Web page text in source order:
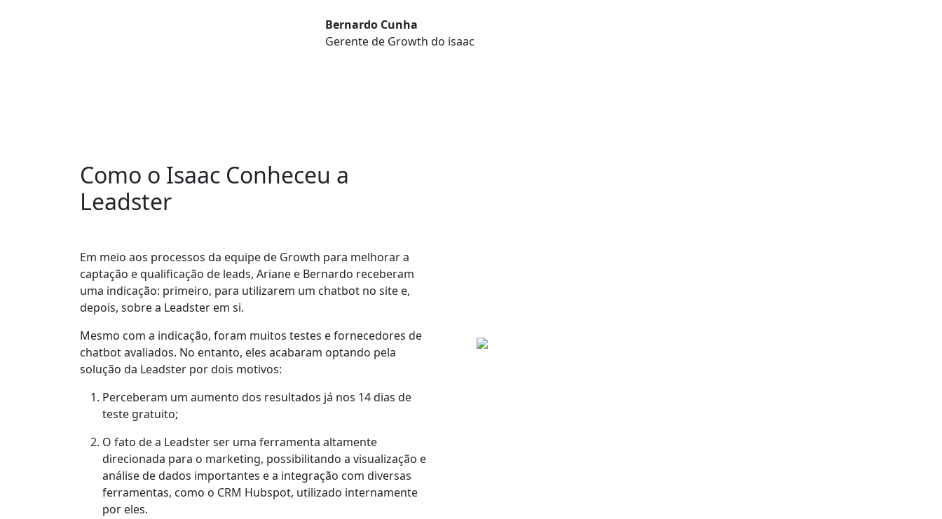
Bernardo Cunha
Gerente de Growth do isaac
Como o Isaac Conheceu a
Leadster
Em meio aos processos da equipe de Growth para melhorar a
captação e qualificação de leads, Ariane e Bernardo receberam
uma indicação: primeiro, para utilizarem um chatbot no site e,
depois, sobre a Leadster em si.
Mesmo com a indicação, foram muitos testes e fornecedores de
chatbot avaliados. No entanto, eles acabaram optando pela
solução da Leadster por dois motivos:
Perceberam um aumento dos resultados já nos 14 dias de
teste gratuito;
O fato de a Leadster ser uma ferramenta altamente
direcionada para o marketing, possibilitando a visualização e
análise de dados importantes e a integração com diversas
ferramentas, como o CRM Hubspot, utilizado internamente
por eles.